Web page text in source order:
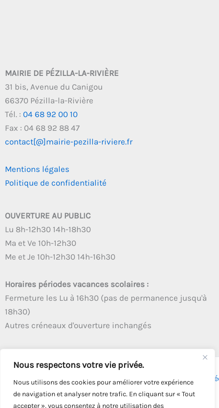
Nous respectons votre vie privée.
Nous utilisons des cookies pour améliorer votre expérience
de navigation et analyser notre trafic. En cliquant sur « Tout
accepter », vous consentez à notre utilisation des
MAIRIE DE PÉZILLA-LA-RIVIÈRE
31 bis, Avenue du Canigou
66370 Pézilla-la-Rivière
Tél. : 04 68 92 00 10
Fax : 04 68 92 88 47
contact[@]mairie-pezilla-riviere.fr
Mentions légales
Politique de confidentialité
OUVERTURE AU PUBLIC
Lu 8h-12h30 14h-18h30
Ma et Ve 10h-12h30
Me et Je 10h-12h30 14h-16h30
Horaires périodes vacances scolaires :
Fermeture les Lu à 16h30 (pas de permanence jusqu'à
18h30)
Autres créneaux d'ouverture inchangés
Copyright © 2026 - Tous droits réservés - | Webmaster
Solution